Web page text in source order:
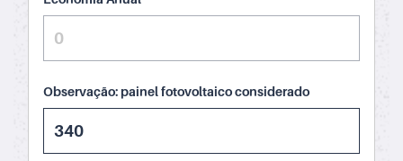
Observação: painel fotovoltaico considerado